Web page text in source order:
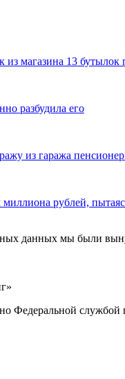
магазина 13
разбудила его
из гаража
рублей,
данных мы были
службой